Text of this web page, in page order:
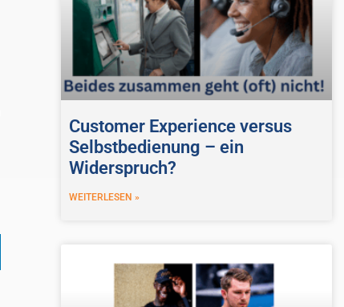
Customer Experience versus
Selbstbedienung – ein
Widerspruch?
WEITERLESEN »